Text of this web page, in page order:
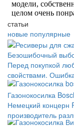
статьи
новые популярные
Безошибочный
Перед покупкой
свойствами.
Газонокосилка
Немецкий концерн
производитель